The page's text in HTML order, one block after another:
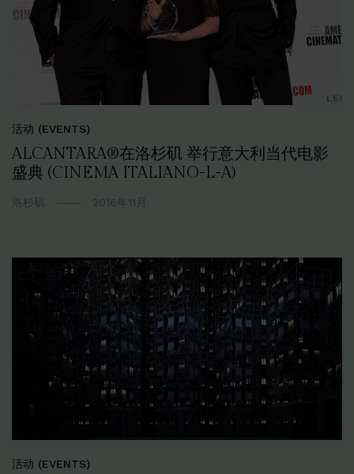
活动 (EVENTS)
ALCANTARA®在洛杉矶 举行意大利当代电影
盛典 (CINEMA ITALIANO-L-A)
洛杉矶 2016年11月
活动 (EVENTS)